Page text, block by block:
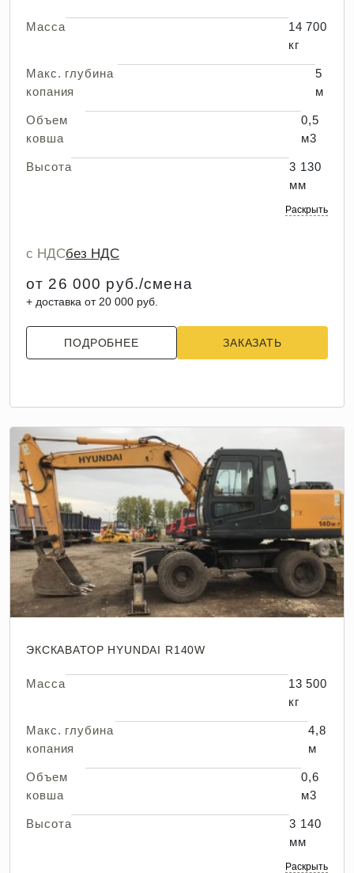
Масса
14 700
кг
Макс. глубина
копания
5
м
Объем
ковша
0,5
м3
Высота
3 130
мм
Раскрыть
с НДСбез НДС
от 26 000 руб./смена
+ доставка от 20 000 руб.
ПОДРОБНЕЕ ЗАКАЗАТЬ
ЭКСКАВАТОР HYUNDAI R140W
Масса
13 500
кг
Макс. глубина
копания
4,8
м
Объем
ковша
0,6
м3
Высота
3 140
мм
Раскрыть